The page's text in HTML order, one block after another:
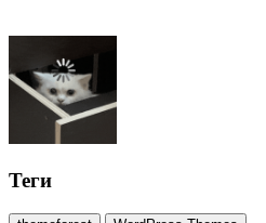
Теги